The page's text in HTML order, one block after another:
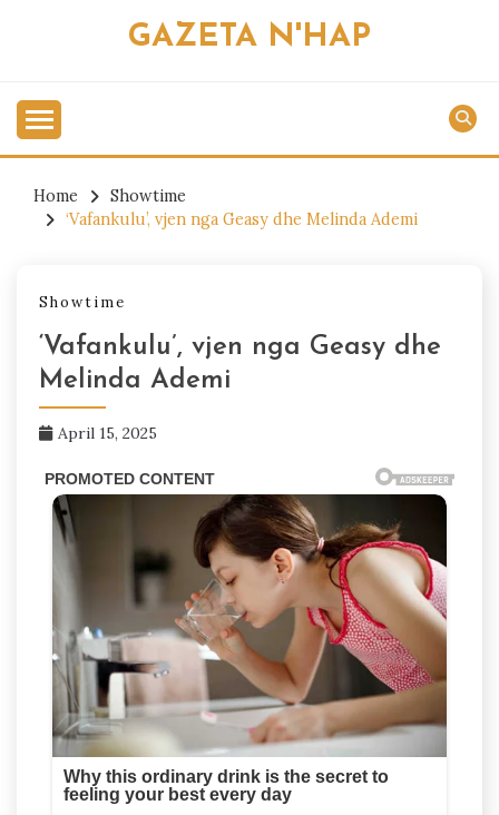
GAZETA N'HAP
Home
Showtime
‘Vafankulu’, vjen nga Geasy dhe Melinda Ademi
Showtime
‘Vafankulu’, vjen nga Geasy dhe
Melinda Ademi
April 15, 2025